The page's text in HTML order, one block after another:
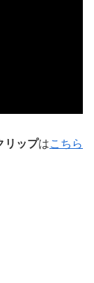
リップはこちら